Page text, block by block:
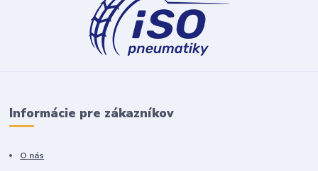
Informácie pre zákazníkov
O nás